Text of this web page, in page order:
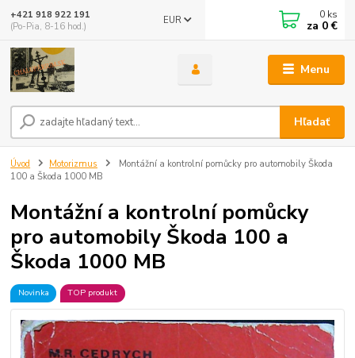
Menu
EUR
Hľadať
+421 918 922 191
(Po-Pia, 8-16 hod.)
0 ks
za 0 €
Úvod Motorizmus
Montážní a kontrolní pomůcky pro automobily Škoda
100 a Škoda 1000 MB
Montážní a kontrolní pomůcky
pro automobily Škoda 100 a
Škoda 1000 MB
Novinka TOP produkt